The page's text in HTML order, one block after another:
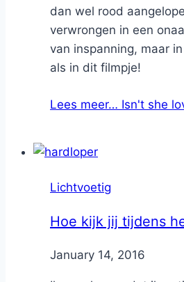
dan wel rood
verwrongen in een
van inspanning, maar
als in dit filmpje!
Lees meer… Isn't she
Lichtvoetig
Hoe kijk jij tijdens
ByNicole
January 14, 2016